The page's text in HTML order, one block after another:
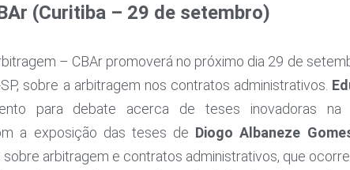
(Curitiba – 29 de setembro)
– CBAr promoverá no próximo dia 29 de
sobre a arbitragem nos contratos administrativos.
para debate acerca de teses inovadoras
a exposição das teses de Diogo Albaneze
arbitragem e contratos administrativos, que